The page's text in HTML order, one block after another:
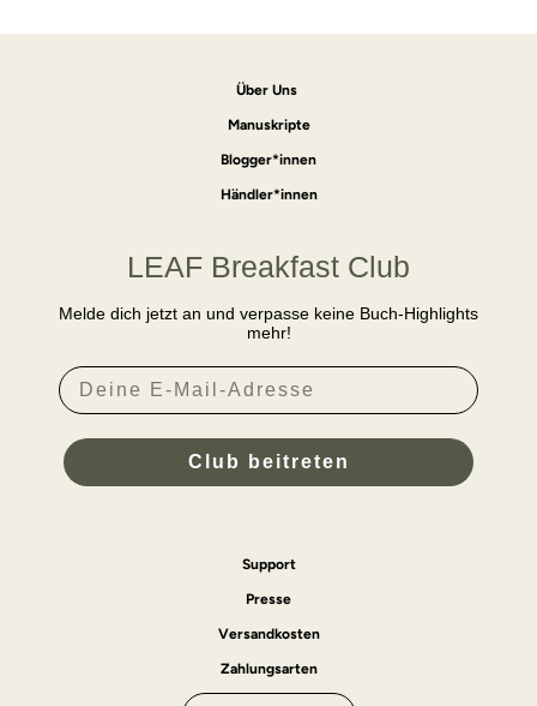
Über Uns
Manuskripte
Blogger*innen
Händler*innen
LEAF Breakfast Club
Melde dich jetzt an und verpasse keine Buch-Highlights
mehr!
Email
Club beitreten
Support
Presse
Versandkosten
Zahlungsarten